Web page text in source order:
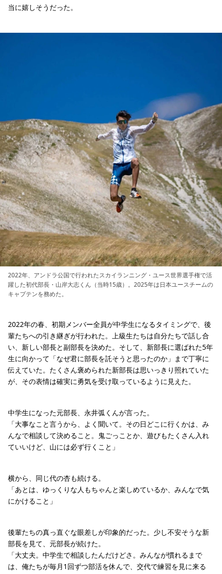
当に嬉しそうだった。
2022年、アンドラ公国で行われたスカイランニング・ユース世界選手権で活
躍した初代部長・山岸大志くん（当時15歳）。2025年は日本ユースチームの
キャプテンを務めた。
2022年の春、初期メンバー全員が中学生になるタイミングで、後
輩たちへの引き継ぎが行われた。上級生たちは自分たちで話し合
い、新しい部長と副部長を決めた。そして、新部長に選ばれた5年
生に向かって「なぜ君に部長を託そうと思ったのか」まで丁寧に
伝えていた。たくさん褒められた新部長は思いっきり照れていた
が、その表情は確実に勇気を受け取っているように見えた。
中学生になった元部長、永井弧くんが言った。
「大事なこと言うから、よく聞いて。その日どこに行くかは、み
んなで相談して決めること。鬼ごっことか、遊びもたくさん入れ
ていいけど、山には必ず行くこと」
横から、同じ代の杏も続ける。
「あとは、ゆっくりな人もちゃんと楽しめているか、みんなで気
にかけること」
後輩たちの真っ直ぐな眼差しが印象的だった。少し不安そうな新
部長を見て、元部長が続けた。
「大丈夫。中学生で相談したんだけどさ。みんなが慣れるまで
は、俺たちが毎月1回ずつ部活を休んで、交代で練習を見に来る